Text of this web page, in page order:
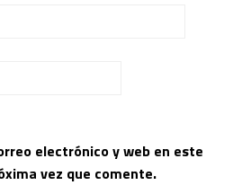
electrónico y web en este
vez que comente.